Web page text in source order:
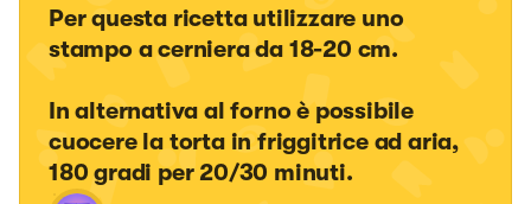
Per questa ricetta utilizzare uno
stampo a cerniera da 18-20 cm.
In alternativa al forno è possibile
cuocere la torta in friggitrice ad aria,
180 gradi per 20/30 minuti.